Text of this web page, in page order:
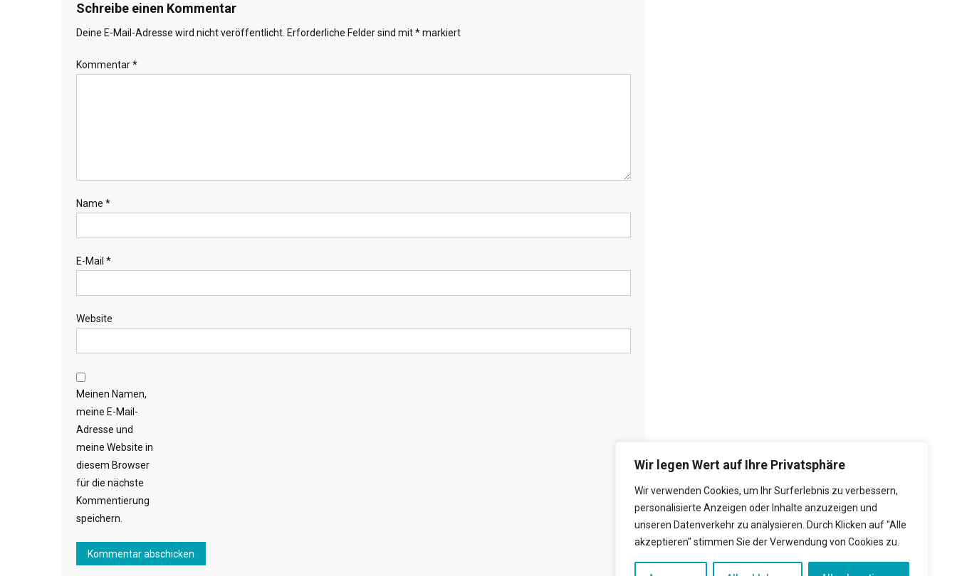
Wir legen Wert auf Ihre Privatsphäre
Wir verwenden Cookies, um Ihr Surferlebnis zu verbessern,
personalisierte Anzeigen oder Inhalte anzuzeigen und
unseren Datenverkehr zu analysieren. Durch Klicken auf "Alle
akzeptieren" stimmen Sie der Verwendung von Cookies zu.
Schreibe einen Kommentar
Deine E-Mail-Adresse wird nicht veröffentlicht. Erforderliche Felder sind mit*markiert
Kommentar*
Name *
E-Mail *
Website
Meinen Namen,
meine E-Mail-
Adresse und
meine Website in
diesem Browser
für die nächste
Kommentierung
speichern.